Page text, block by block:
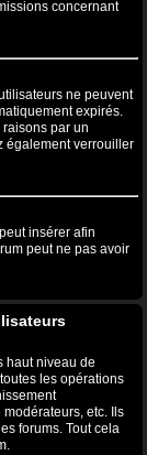
concernant
ne peuvent
expirés.
par un
également verrouiller
insérer afin
peut ne pas avoir
haut niveau de
les opérations
etc. Ils
forums. Tout cela